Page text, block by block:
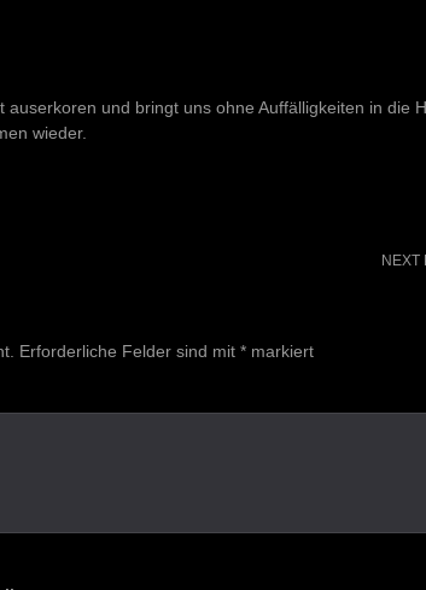
und bringt uns ohne Auffälligkeiten in die
wieder.
NEXT
Erforderliche Felder sind mit * markiert